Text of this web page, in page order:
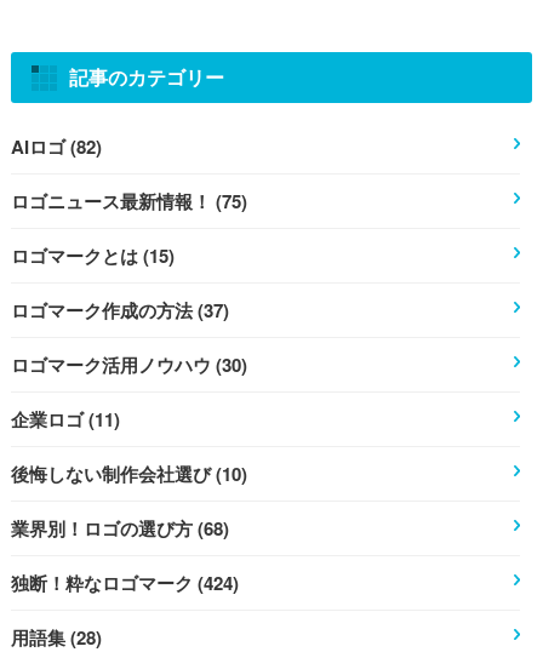
記事のカテゴリー
AIロゴ (82)
ロゴニュース最新情報！ (75)
ロゴマークとは (15)
ロゴマーク作成の方法 (37)
ロゴマーク活用ノウハウ (30)
企業ロゴ (11)
後悔しない制作会社選び (10)
業界別！ロゴの選び方 (68)
独断！粋なロゴマーク (424)
用語集 (28)